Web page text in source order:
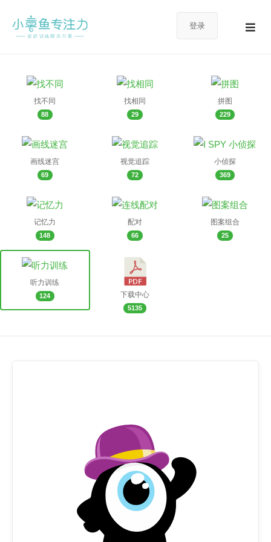
登录
找不同
88
找相同
29
拼图
229
画线迷宫
69
视觉追踪
72
小侦探
369
记忆力
148
配对
66
图案组合
25
听力训练
124 下载中心
5135